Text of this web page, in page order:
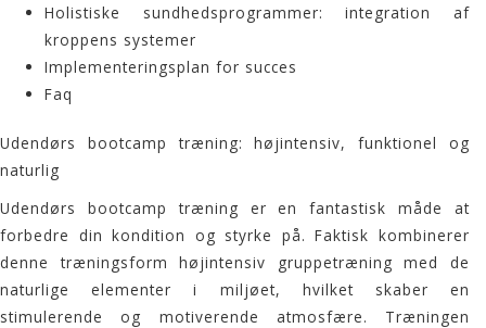
Holistiske sundhedsprogrammer: integration af
kroppens systemer
Implementeringsplan for succes
Faq
Udendørs bootcamp træning: højintensiv, funktionel og
naturlig
Udendørs bootcamp træning er en fantastisk måde at
forbedre din kondition og styrke på. Faktisk kombinerer
denne træningsform højintensiv gruppetræning med de
naturlige elementer i miljøet, hvilket skaber en
stimulerende og motiverende atmosfære. Træningen